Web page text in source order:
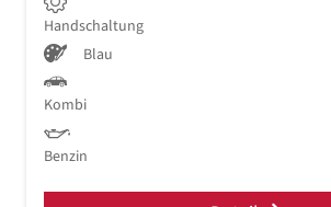
Handschaltung
Blau
Kombi
Benzin